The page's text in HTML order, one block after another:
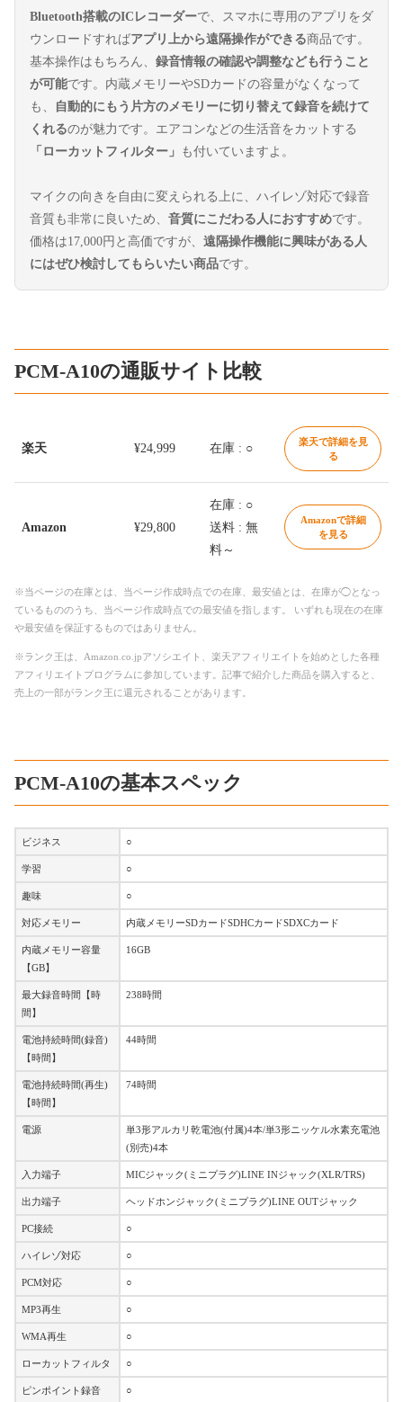
Bluetooth搭載のICレコーダーで、スマホに専用のアプリをダ
ウンロードすればアプリ上から遠隔操作ができる商品です。
基本操作はもちろん、 録音情報の確認や調整なども行うこと
が可能です。内蔵メモリーやSDカードの容量がなくなって
も、
自動的にもう片方のメモリーに切り替えて録音を続けて
くれるのが魅力です。エアコンなどの生活音をカットする
「ローカットフィルター」 も付いていますよ。
マイクの向きを自由に変えられる上に、ハイレゾ対応で録音
音質も非常に良いため、 音質にこだわる人におすすめです。
価格は17,000円と高価ですが、 遠隔操作機能に興味がある人
にはぜひ検討してもらいたい商品です。
PCM-A10の通販サイト比較
楽天 ¥24,999 在庫 : ○
楽天で詳細を見
る
Amazon ¥29,800
在庫 : ○
送料 : 無
料～
Amazonで詳細
を見る
※当ページの在庫とは、当ページ作成時点での在庫、最安値とは、在庫が◯となっ
ているもののうち、当ページ作成時点での最安値を指します。 いずれも現在の在庫
や最安値を保証するものではありません。
※ランク王は、Amazon.co.jpアソシエイト、楽天アフィリエイトを始めとした各種
アフィリエイトプログラムに参加しています。記事で紹介した商品を購入すると、
売上の一部がランク王に還元されることがあります。
PCM-A10の基本スペック
ビジネス ○
学習 ○
趣味 ○
対応メモリー 内蔵メモリーSDカードSDHCカードSDXCカード
内蔵メモリー容量
【GB】
16GB
最大録音時間【時
間】
238時間
電池持続時間(録音)
【時間】
44時間
電池持続時間(再生)
【時間】
74時間
電源
単3形アルカリ乾電池(付属)4本/単3形ニッケル水素充電池
(別売)4本
入力端子 MICジャック(ミニプラグ)LINE INジャック(XLR/TRS)
出力端子 ヘッドホンジャック(ミニプラグ)LINE OUTジャック
PC接続 ○
ハイレゾ対応 ○
PCM対応 ○
MP3再生 ○
WMA再生 ○
ローカットフィルタ ○
ピンポイント録音 ○